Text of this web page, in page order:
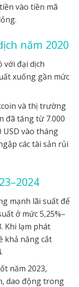
vào tiền mã
năm 2020
với đại dịch
xuống gần mức
và thị trường
đã tăng từ 7.000
USD vào tháng
các tài sản rủi
mạnh lãi suất để
ở mức 5,25%–
Khi lạm phát
khả năng cắt
năm 2023,
dao động trong